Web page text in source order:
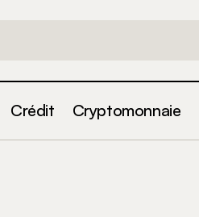
Crédit Cryptomonnaie